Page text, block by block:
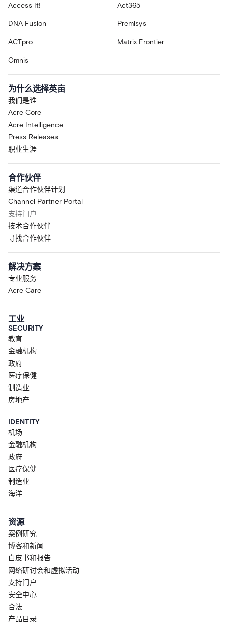
Access It!
Act365
DNA Fusion Premisys
ACTpro Matrix Frontier
Omnis
为什么选择英亩
我们是谁
Acre Core
Acre Intelligence
Press Releases
职业生涯
合作伙伴
渠道合作伙伴计划
Channel Partner Portal
支持门户
技术合作伙伴
寻找合作伙伴
解决方案
专业服务
Acre Care
工业
SECURITY
教育
金融机构
政府
医疗保健
制造业
房地产
IDENTITY
机场
金融机构
政府
医疗保健
制造业
海洋
资源
案例研究
博客和新闻
白皮书和报告
网络研讨会和虚拟活动
支持门户
安全中心
合法
产品目录